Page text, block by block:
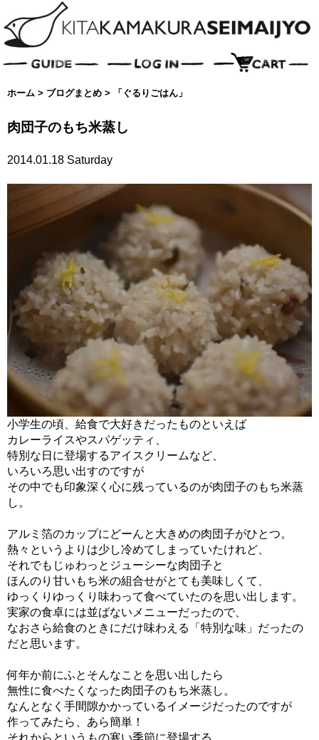
ホーム > ブログまとめ > 「ぐるりごはん」
肉団子のもち米蒸し
2014.01.18 Saturday
小学生の頃、給食で大好きだったものといえば
カレーライスやスパゲッティ、
特別な日に登場するアイスクリームなど、
いろいろ思い出すのですが
その中でも印象深く心に残っているのが肉団子のもち米蒸
し。
アルミ箔のカップにどーんと大きめの肉団子がひとつ。
熱々というよりは少し冷めてしまっていたけれど、
それでもじゅわっとジューシーな肉団子と
ほんのり甘いもち米の組合せがとても美味しくて、
ゆっくりゆっくり味わって食べていたのを思い出します。
実家の食卓には並ばないメニューだったので、
なおさら給食のときにだけ味わえる「特別な味」だったの
だと思います。
何年か前にふとそんなことを思い出したら
無性に食べたくなった肉団子のもち米蒸し。
なんとなく手間隙かかっているイメージだったのですが
作ってみたら、あら簡単！